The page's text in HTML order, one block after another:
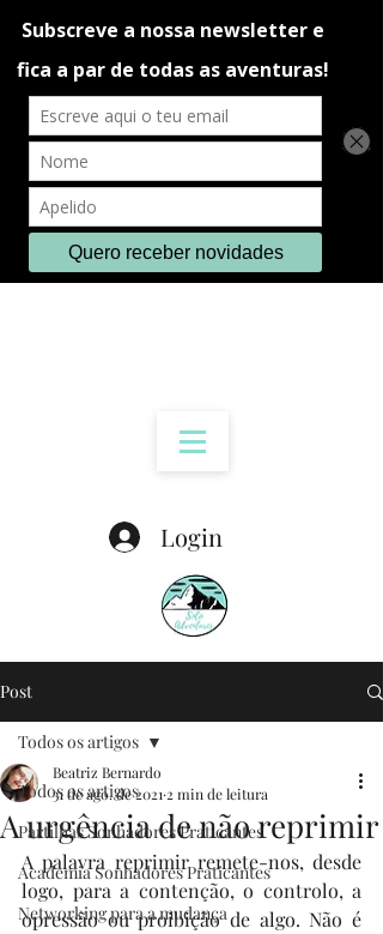
Login
Post
Todos os artigos
Partilhas Sonhadores Praticantes
Academia Sonhadores Praticantes
Networking para a mudança
Todos os artigos
A urgência de não reprimir
Beatriz Bernardo
31 de ago. de 20212 min de leitura
A palavra reprimir remete-nos, desde
logo, para a contenção, o controlo, a
opressão ou proibição de algo. Não é